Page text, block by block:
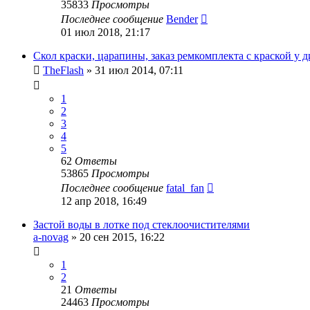
35833 Просмотры
Последнее сообщение Bender
01 июл 2018, 21:17
Скол краски, царапины, заказ ремкомплекта с краской у
TheFlash » 31 июл 2014, 07:11
1
2
3
4
5
62 Ответы
53865 Просмотры
Последнее сообщение fatal_fan
12 апр 2018, 16:49
Застой воды в лотке под стеклоочистителями
a-novag » 20 сен 2015, 16:22
1
2
21 Ответы
24463 Просмотры